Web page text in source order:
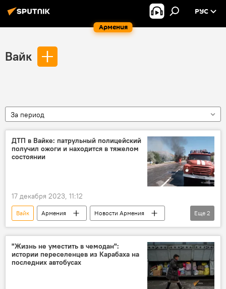
Армения
РУС
Вайк
За период
ДТП в Вайке: патрульный полицейский
получил ожоги и находится в тяжелом
состоянии
17 декабря 2023, 11:12
Вайк Армения
Новости Армения
Происшествия и инциденты в Армении
ДТП
Еще 2
"Жизнь не уместить в чемодан":
истории переселенцев из Карабаха на
последних автобусах